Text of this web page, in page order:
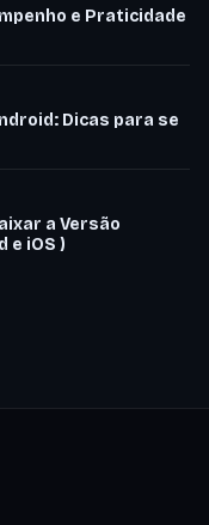
e Praticidade
Dicas para se
a Versão
e iOS )